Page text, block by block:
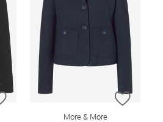
ZUR WUNSCHLISTE HINZUFÜGEN
ZUR
More & More